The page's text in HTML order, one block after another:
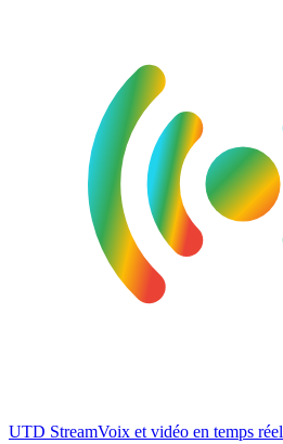
UTD StreamVoix et vidéo en temps réel